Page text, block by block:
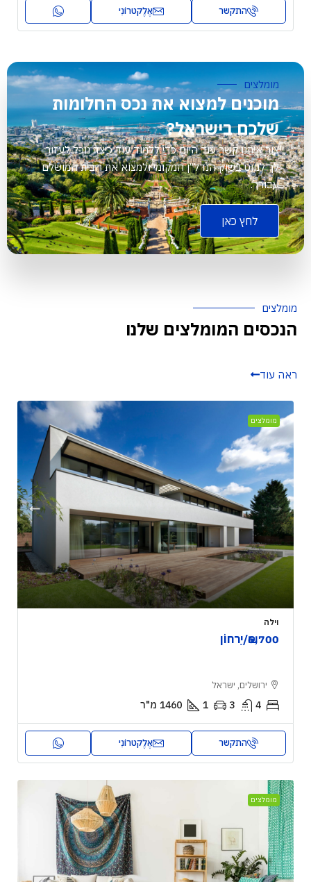
התקשר אֶלֶקטרוֹנִי
מומלצים
מוכנים למצוא את נכס החלומות
שלכם בישראל?
צור איתנו קשר עוד היום כדי ללמוד עוד כיצד נוכל לעזור
לך לנווט בשוק הנדל”ן המקומי ולמצוא את הבית המושלם
עבורך.
לחץ כאן
מומלצים
הנכסים המומלצים שלנו
ראה עוד
מומלצים
וילה
₪6,700/יַרחוֹן
ירושלים, ישראל
4
3
1
1460 מ"ר
התקשר אֶלֶקטרוֹנִי
מומלצים